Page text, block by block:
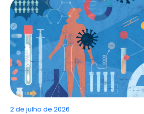
2 de julho de 2026